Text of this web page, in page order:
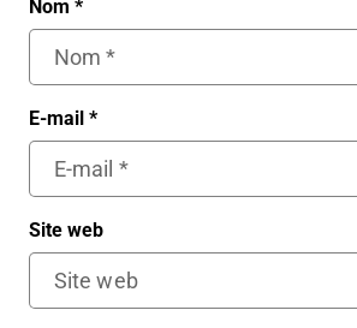
Nom *
E-mail *
Site web